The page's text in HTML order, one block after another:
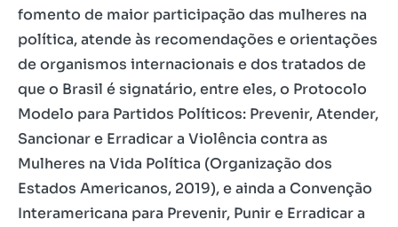
fomento de maior participação das mulheres na
política, atende às recomendações e orientações
de organismos internacionais e dos tratados de
que o Brasil é signatário, entre eles, o Protocolo
Modelo para Partidos Políticos: Prevenir, Atender,
Sancionar e Erradicar a Violência contra as
Mulheres na Vida Política (Organização dos
Estados Americanos, 2019), e ainda a Convenção
Interamericana para Prevenir, Punir e Erradicar a